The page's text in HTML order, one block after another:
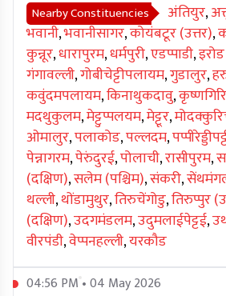
Nearby Constituencies अंतियुर,
भवानी,भवानीसागर,कोयंबटूर (उत्तर),
कुन्नूर,धारापुरम,धर्मपुरी,एडप्पाडी,
गंगावल्ली,गोबीचेट्टीपलायम,गुडालुर,
कवुंदमपलायम,किनाथुकदावु,कृष्णगिरि
मदथुकुलम,मेट्टुप्पलयम,मेट्टूर,
ओमालुर,पलाकोड,पल्लदम,
पेन्नागरम,पेरुंदुरई,पोलाची,रासीपुरम,
(दक्षिण),सलेम (पश्चिम),संकरी,
थल्ली,थोंडामुथुर,तिरुचेंगोडु,तिरुप्पुर
(दक्षिण),उदगमंडलम,उदुमलाईपेट्टई,
वीरपंडी,वेप्पनहल्ली,यरकौड
04:56 PM • 04 May 2026